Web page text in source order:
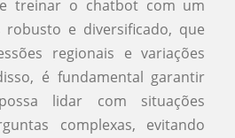
treinar o chatbot com um
e diversificado, que
regionais e variações
é fundamental garantir
lidar com situações
complexas, evitando